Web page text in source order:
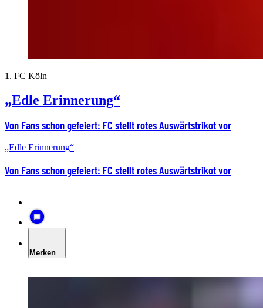
1. FC Köln
„Edle Erinnerung“
Von Fans schon gefeiert: FC stellt rotes Auswärtstrikot vor
„Edle Erinnerung“
Von Fans schon gefeiert: FC stellt rotes Auswärtstrikot vor
Merken